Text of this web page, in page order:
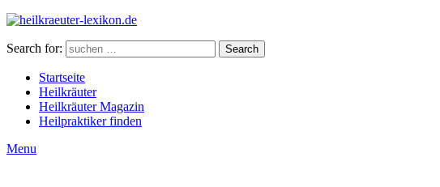
Search for: Search
Startseite
Heilkräuter
Heilkräuter Magazin
Heilpraktiker finden
Menu